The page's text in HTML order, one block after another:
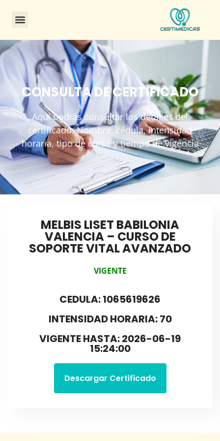
CONSULTA DE CERTIFICADO
Aquí podrás consultar los detalles del
certificado: Nombre, cédula, intensidad
horaria, tipo de curso y tiempo de vigencia
MELBIS LISET BABILONIA
VALENCIA – CURSO DE
SOPORTE VITAL AVANZADO
VIGENTE
CEDULA: 1065619626
INTENSIDAD HORARIA: 70
VIGENTE HASTA: 2026-06-19
15:24:00
Descargar Certificado